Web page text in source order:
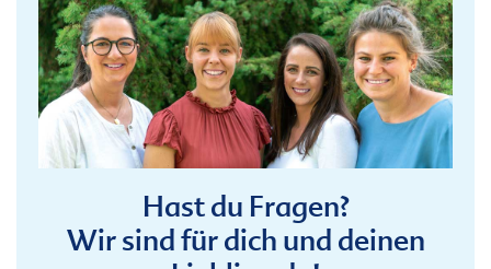
Hast du Fragen?
Wir sind für dich und deinen